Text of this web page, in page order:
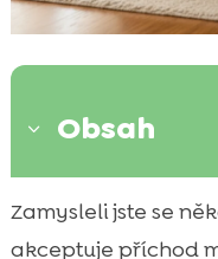
3 Obsah
 Proč kočky
 Příprava
Zamysleli jste se
akceptuje příchod